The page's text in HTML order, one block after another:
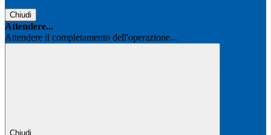
Chiudi
Attendere...
Attendere il completamento dell'operazione...
Chiudi